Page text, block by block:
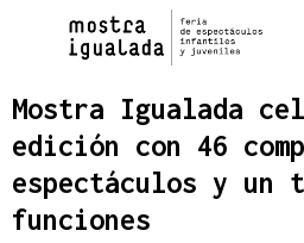
Mostra Igualada
edición con 46
espectáculos y un
funciones